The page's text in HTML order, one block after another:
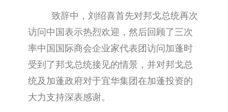
致辞中，刘绍喜首先对邦戈总统再次
访问中国表示热烈欢迎，然后回顾了三次
率中国国际商会企业家代表团访问加蓬时
受到了邦戈总统接见的情景，并对邦戈总
统及加蓬政府对于宜华集团在加蓬投资的
大力支持深表感谢。